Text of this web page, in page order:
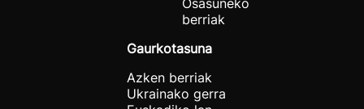
berriak
Gaurkotasuna
Azken berriak
Ukrainako gerra